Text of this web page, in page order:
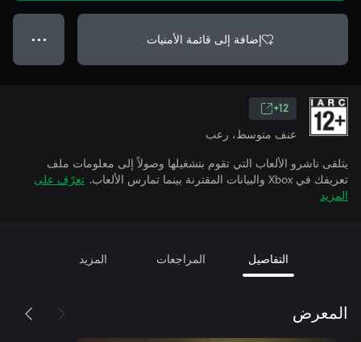
إضافة إلى قائمة الأمنيات ● ● ●
12+
عنف متوسط، رعب
يتلقى ناشرو الألعاب التي تقوم بتشغيلها وصولاً إلى معلومات ملف
تعريفك في Xbox والبيانات المقترنة بينما تمارس الألعاب.
تعرّف على
المزيد
التفاصيل المراجعات المزيد
المعرض